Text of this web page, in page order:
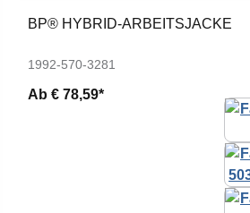
BP® HYBRID-ARBEITSJACKE
1992-570-3281
Ab € 78,59*